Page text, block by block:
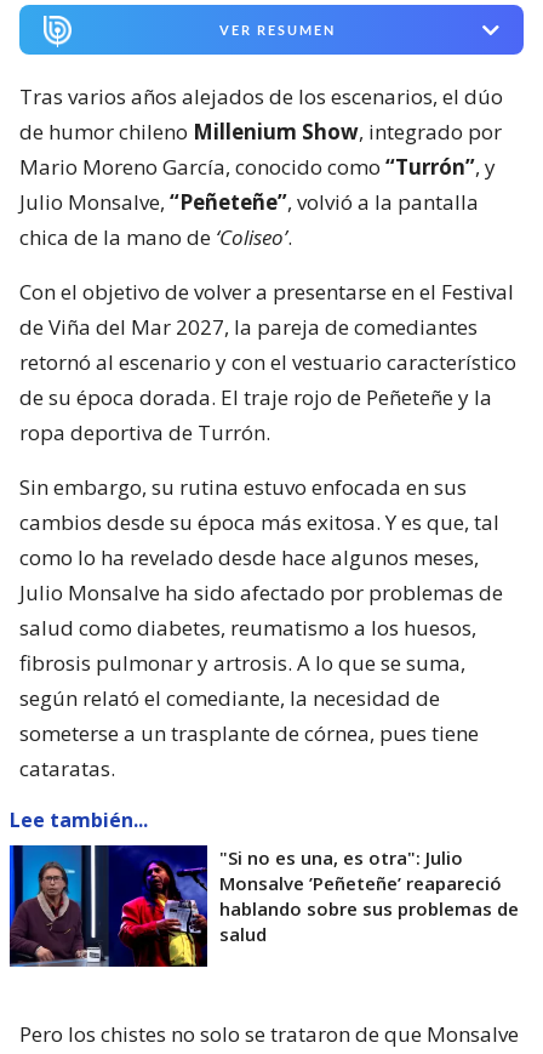
VER RESUMEN
Tras varios años alejados de los escenarios, el dúo
de humor chileno Millenium Show, integrado por
Mario Moreno García, conocido como “Turrón”, y
Julio Monsalve, “Peñeteñe”, volvió a la pantalla
chica de la mano de ‘Coliseo’.
Con el objetivo de volver a presentarse en el Festival
de Viña del Mar 2027, la pareja de comediantes
retornó al escenario y con el vestuario característico
de su época dorada. El traje rojo de Peñeteñe y la
ropa deportiva de Turrón.
Sin embargo, su rutina estuvo enfocada en sus
cambios desde su época más exitosa. Y es que, tal
como lo ha revelado desde hace algunos meses,
Julio Monsalve ha sido afectado por problemas de
salud como diabetes, reumatismo a los huesos,
fibrosis pulmonar y artrosis. A lo que se suma,
según relató el comediante, la necesidad de
someterse a un trasplante de córnea, pues tiene
cataratas.
Lee también...
"Si no es una, es otra": Julio
Monsalve ’Peñeteñe’ reapareció
hablando sobre sus problemas de
salud
Pero los chistes no solo se trataron de que Monsalve